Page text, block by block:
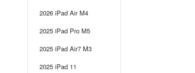
2026 iPad Air M4
2025 iPad Pro M5
2025 iPad Air7 M3
2025 iPad 11